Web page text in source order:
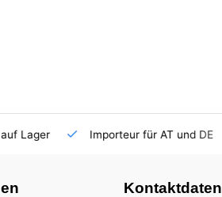
Lager Importeur für AT und DE
Kontaktdaten